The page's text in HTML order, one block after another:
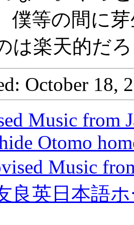
僕等の間に
は楽天的だ
October 18,
Music from
Otomo
Music
良英日本語